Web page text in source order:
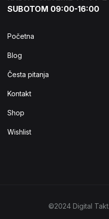
SUBOTOM 09:00-16:00
Početna
Blog
Česta pitanja
Kontakt
Shop
Wishlist
©2024 Digital